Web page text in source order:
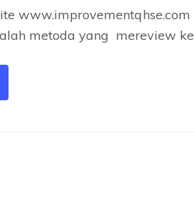
metoda yang mereview